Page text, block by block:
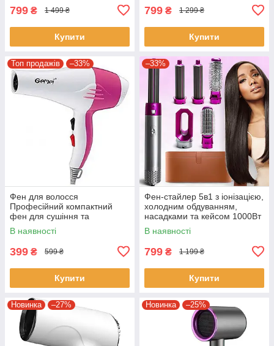
799 ₴ 1 499 ₴
Купити
799 ₴ 1 299 ₴
Купити
Топ продажів –33%
Фен для волосся
Професійний компактний
фен для сушіння та
укладання Gemei GM-1702
В наявності
399 ₴ 599 ₴
Купити
–33%
Фен-стайлер 5в1 з іонізацією,
холодним обдуванням,
насадками та кейсом 1000Вт
В наявності
799 ₴ 1 199 ₴
Купити
Новинка –27% Новинка –25%